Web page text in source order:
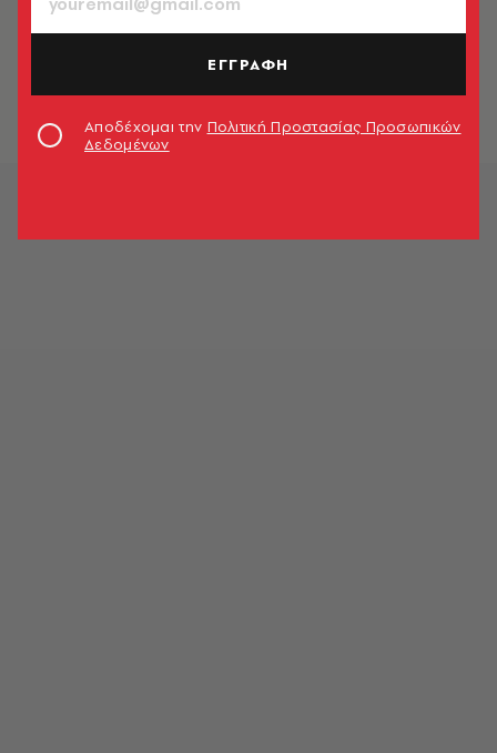
ΘΕΜΑΤΑ ΓΕΥΣΗΣ
3 συνταγές που υμνούν την
απλότητα των Κυκλάδων
A.V. Guest
ΕΓΓΡΑΦΗ
Αποδέχομαι την Πολιτική Προστασίας Προσωπικών
Δεδομένων